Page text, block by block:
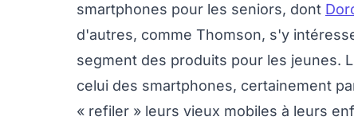
smartphones pour les seniors, dont
d'autres, comme Thomson, s'y
segment des produits pour les jeunes.
celui des smartphones, certainement
« refiler » leurs vieux mobiles à leurs